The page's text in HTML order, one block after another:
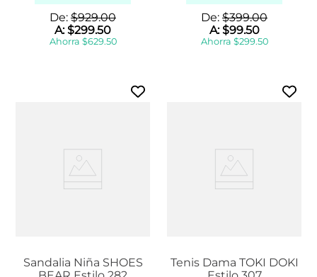
De: $929.00
A:$299.50
Ahorra $629.50
De: $399.00
A:$99.50
Ahorra $299.50
Sandalia Niña SHOES
Tenis Dama TOKI DOKI